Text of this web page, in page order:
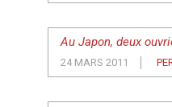
Au Japon, deux
24 MARS 2011